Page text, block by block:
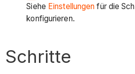
Siehe Einstellungen für die
konfigurieren.
Schritte